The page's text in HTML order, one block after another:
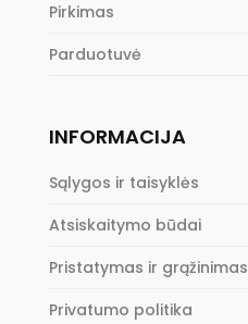
Pirkimas
Parduotuvė
INFORMACIJA
Sąlygos ir taisyklės
Atsiskaitymo būdai
Pristatymas ir grąžinimas
Privatumo politika